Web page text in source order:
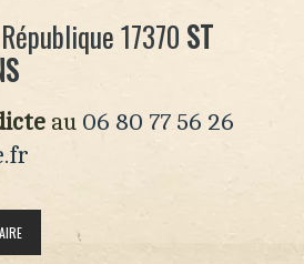
17370 ST
au 06 80 77 56 26